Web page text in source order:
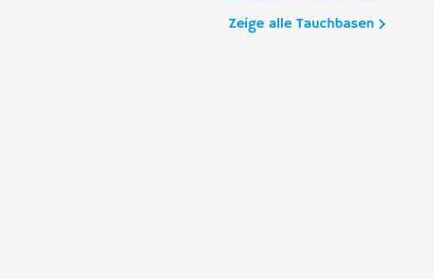
Zeige alle Tauchbasen